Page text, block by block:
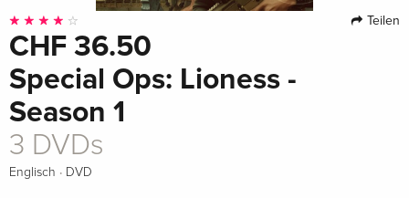
Teilen
CHF 36.50
Special Ops: Lioness -
Season 1
3 DVDs
Englisch · DVD